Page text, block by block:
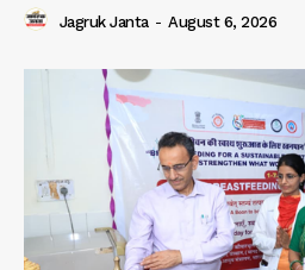
Jagruk Janta - August 6, 2026